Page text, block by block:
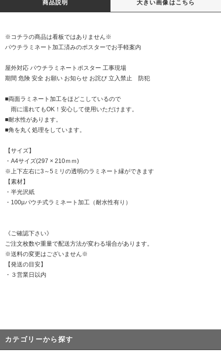
商品説明 大きい画像はこちら
※コチラの商品は看板ではありません※
パウチラミネート加工済みのポスターでお手軽案内
屋外対応 パウチラミネートポスター 工事現場
期間 危険 安全 お願い お知らせ お詫び 立入禁止 防犯
■両面ラミネート加工をほどこしているので
雨に濡れてもOK！安心して使用いただけます。
■耐水性があります。
■角を丸く処理をしています。
【サイズ】
・A4サイズ(297 × 210ｍｍ)
※上下左右に3～5ミリの透明のラミネート縁ができます
【素材】
・半光沢紙
・100μパウチ式ラミネート加工（耐水性有り）
《ご確認下さい》
ご注文枚数や重量で配送方法が変わる場合があります。
※送料の変更はございません※
【発送の目安】
・３営業日以内
カテゴリーから探す